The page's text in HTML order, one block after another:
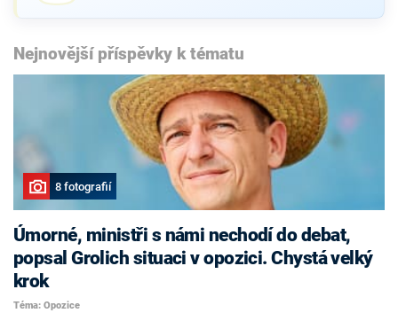
Nejnovější příspěvky k tématu
8 fotografií
Úmorné, ministři s námi nechodí do debat,
popsal Grolich situaci v opozici. Chystá velký
krok
Téma: Opozice